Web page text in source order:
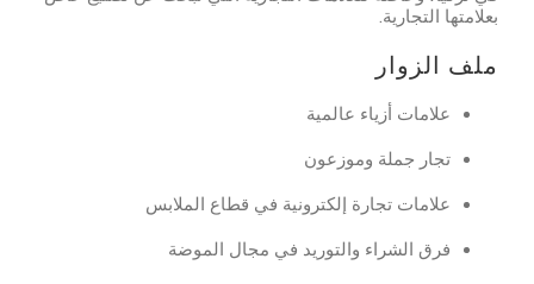
بعلامتها التجارية.
ملف الزوار
علامات أزياء عالمية
تجار جملة وموزعون
علامات تجارة إلكترونية في قطاع الملابس
فرق الشراء والتوريد في مجال الموضة